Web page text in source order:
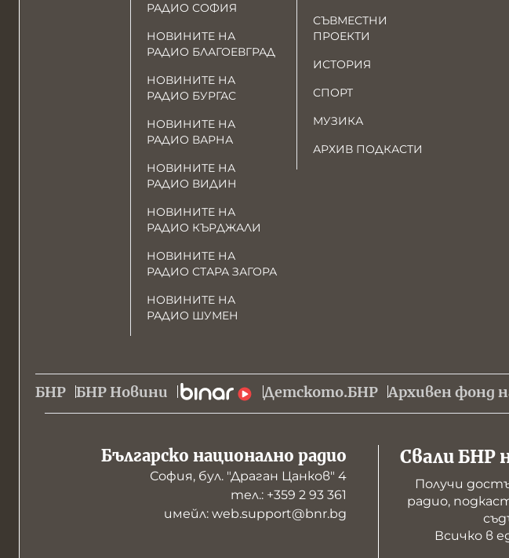
РАДИО СОФИЯ
НОВИНИТЕ НА
РАДИО БЛАГОЕВГРАД
НОВИНИТЕ НА
РАДИО БУРГАС
НОВИНИТЕ НА
РАДИО ВАРНА
НОВИНИТЕ НА
РАДИО ВИДИН
НОВИНИТЕ НА
РАДИО КЪРДЖАЛИ
НОВИНИТЕ НА
РАДИО СТАРА ЗАГОРА
НОВИНИТЕ НА
РАДИО ШУМЕН
СЪВМЕСТНИ
ПРОЕКТИ
ИСТОРИЯ
СПОРТ
МУЗИКА
АРХИВ ПОДКАСТИ
БНР БНР Новини Детското.БНР Архивен фонд
Българско национално радио
София, бул. "Драган Цанков" 4
тел.: +359 2 93 361
имейл: web.support@bnr.bg
Свали БНР
Получи
радио,
Всичко в